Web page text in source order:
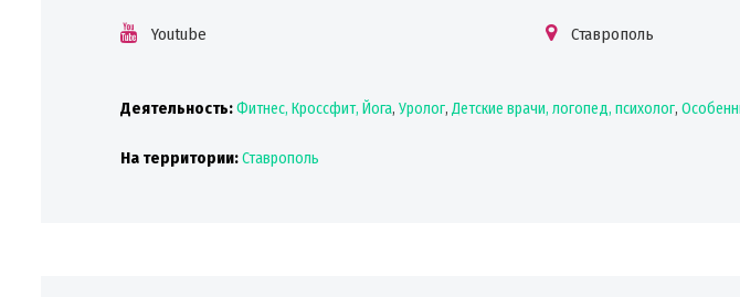
Youtube Ставрополь
Деятельность:Фитнес, Кроссфит, Йога, Уролог, Детские врачи, логопед, психолог,
На территории:Ставрополь